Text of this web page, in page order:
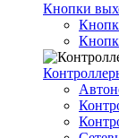
Кнопки